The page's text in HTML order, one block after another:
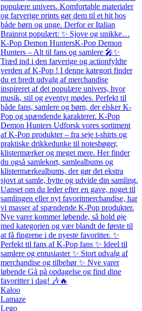
populære univers. Komfortable materialer
og farverige prints gør dem til et hit hos
både børn og unge. Derfor er Italian
Brainrot populært: ✨ Sjove og unikke…
K-Pop Demon HuntersK-Pop Demon
Hunters – Alt til fans og samlere 🎤✨
Træd ind i den farverige og actionfyldte
verden af K-Pop ! I denne kategori finder
du et bredt udvalg af merchandise
inspireret af det populære univers, hvor
musik, stil og eventyr mødes. Perfekt til
både fans, samlere og børn, der elsker K-
Pop og spændende karakterer. K-Pop
Demon Hunters Udforsk vores sortiment
af K-Pop produkter – fra seje t-shirts og
praktiske drikkedunke til notesbøger,
klistermærker og meget mere. Her finder
du også samlekort, samlealbums og
klistermærkealbums, der gør det ekstra
sjovt at samle, bytte og udvide din samling.
Uanset om du leder efter en gave, noget til
samlingen eller nyt favoritmerchandise, har
vi masser af spændende K-Pop produkter.
Nye varer kommer løbende, så hold øje
med kategorien og vær blandt de første til
at få fingrene i de nyeste favoritter. ✨
Perfekt til fans af K-Pop fans ✨ Ideel til
samlere og entusiaster ✨ Stort udvalg af
merchandise og tilbehør ✨ Nye varer
løbende Gå på opdagelse og find dine
favoritter i dag! 🎶🔥
Kaloo
Lamaze
Lego